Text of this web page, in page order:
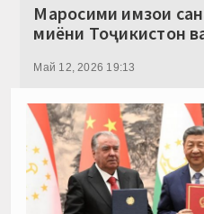
Маросими имзои
миёни Тоҷикистон
Май 12, 2026 19:13